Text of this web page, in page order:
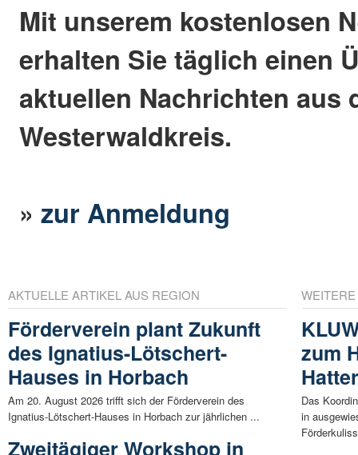
Mit unserem kostenlosen
erhalten Sie täglich einen
aktuellen Nachrichten aus
Westerwaldkreis.
»zur Anmeldung
AKTUELLE ARTIKEL AUS REGION
Förderverein plant Zukunft
des Ignatius-Lötschert-
Hauses in Horbach
Am 20. August 2026 trifft sich der Förderverein des
Ignatius-Lötschert-Hauses in Horbach zur jährlichen ...
Zweitägiger Workshop in
zum
Das
in